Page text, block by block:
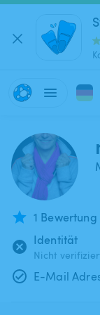
1 Bewertung
Identität
Nicht
E-Mail